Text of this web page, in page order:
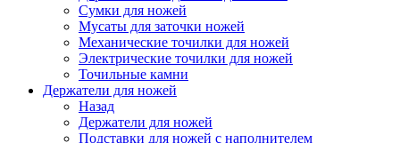
Сумки для ножей
Мусаты для заточки ножей
Механические точилки для ножей
Электрические точилки для ножей
Точильные камни
Держатели для ножей
Назад
Держатели для ножей
Подставки для ножей с наполнителем